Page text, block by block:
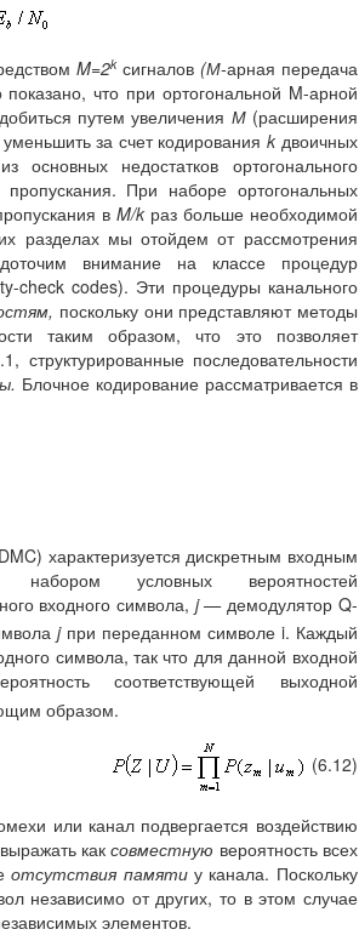
M=2kсигналов (М-арная передача
что при ортогональной M-арной
путем увеличения М (расширения
за счет кодированияk двоичных
недостатков ортогонального
При наборе ортогональных
вM/k раз больше необходимой
разделах мы отойдем от рассмотрения
внимание на классе процедур
check codes). Эти процедуры канального
поскольку они представляют методы
таким образом, что это позволяет
последовательности
Блочное кодирование рассматривается в
характеризуется дискретным входным
условных вероятностей
входного символа, j — демодулятор Q-
jпри переданном символе i. Каждый
символа, так что для данной входной
соответствующей выходной
образом.
(6.12)
или канал подвергается воздействию
каксовместную вероятность всех
отсутствия памятиу канала. Поскольку
независимо от других, то в этом случае
элементов.